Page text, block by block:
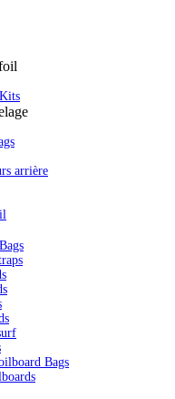
arrière
Bags